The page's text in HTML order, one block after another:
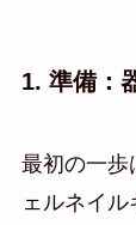
1. 準備：
最初の一歩
ェルネイ